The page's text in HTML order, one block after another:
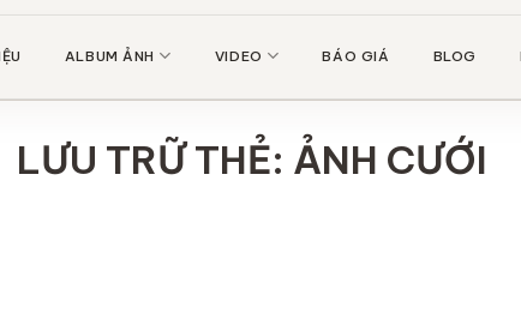
ALBUM ẢNH VIDEO BÁO GIÁ BLOG
LƯU TRỮ THẺ: ẢNH CƯỚI